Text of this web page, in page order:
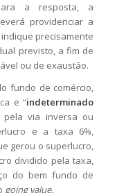
a resposta, a
providenciar a
precisamente
previsto, a fim de
ou de exaustão.
fundo de comércio,
e “indeterminado
pela via inversa ou
e a taxa 6%,
gerou o superlucro,
dividido pela taxa,
do bem fundo de
going value.